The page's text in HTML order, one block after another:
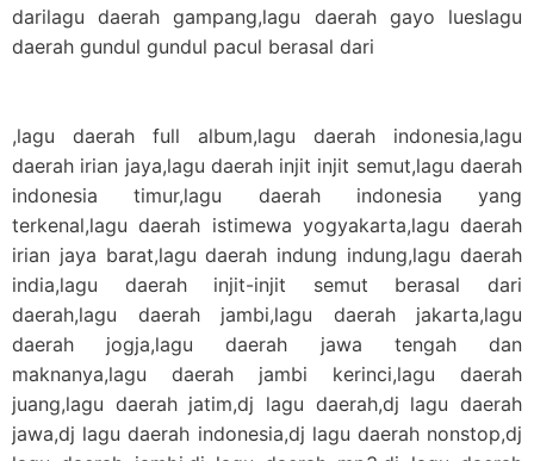
darilagu daerah gampang,lagu daerah gayo lueslagu
daerah gundul gundul pacul berasal dari
,lagu daerah full album,lagu daerah indonesia,lagu
daerah irian jaya,lagu daerah injit injit semut,lagu daerah
indonesia timur,lagu daerah indonesia yang
terkenal,lagu daerah istimewa yogyakarta,lagu daerah
irian jaya barat,lagu daerah indung indung,lagu daerah
india,lagu daerah injit-injit semut berasal dari
daerah,lagu daerah jambi,lagu daerah jakarta,lagu
daerah jogja,lagu daerah jawa tengah dan
maknanya,lagu daerah jambi kerinci,lagu daerah
juang,lagu daerah jatim,dj lagu daerah,dj lagu daerah
jawa,dj lagu daerah indonesia,dj lagu daerah nonstop,dj